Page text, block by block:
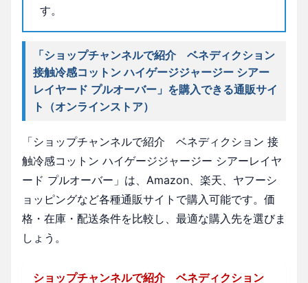
す。
「ショップチャンネルで紹介 ベネディクション
接触冷感コットン ハイゲージジャージー シアー
レイヤード プルオーバー」を購入できる通販サイ
ト（オンラインストア）
「ショップチャンネルで紹介 ベネディクション 接
触冷感コットン ハイゲージジャージー シアーレイヤ
ード プルオーバー」は、Amazon、楽天、ヤフーシ
ョッピングなど各種通販サイトで購入可能です。価
格・在庫・配送条件を比較し、最適な購入先を選びま
しょう。
ショップチャンネルで紹介 ベネディクション